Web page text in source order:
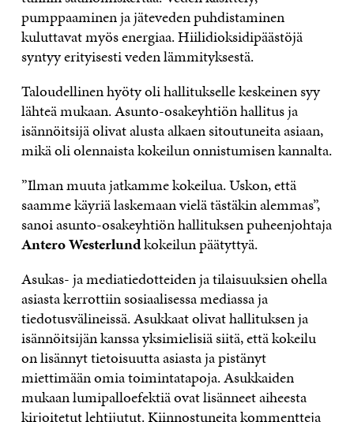
pumppaaminen ja jäteveden puhdistaminen
kuluttavat myös energiaa. Hiilidioksidipäästöjä
syntyy erityisesti veden lämmityksestä.
Taloudellinen hyöty oli hallitukselle keskeinen syy
lähteä mukaan. Asunto-osakeyhtiön hallitus ja
isännöitsijä olivat alusta alkaen sitoutuneita asiaan,
mikä oli olennaista kokeilun onnistumisen kannalta.
”Ilman muuta jatkamme kokeilua. Uskon, että
saamme käyriä laskemaan vielä tästäkin alemmas”,
sanoi asunto-osakeyhtiön hallituksen puheenjohtaja
Antero Westerlundkokeilun päätyttyä.
Asukas- ja mediatiedotteiden ja tilaisuuksien ohella
asiasta kerrottiin sosiaalisessa mediassa ja
tiedotusvälineissä. Asukkaat olivat hallituksen ja
isännöitsijän kanssa yksimielisiä siitä, että kokeilu
on lisännyt tietoisuutta asiasta ja pistänyt
miettimään omia toimintatapoja. Asukkaiden
mukaan lumipalloefektiä ovat lisänneet aiheesta
kirjoitetut lehtijutut. Kiinnostuneita kommentteja